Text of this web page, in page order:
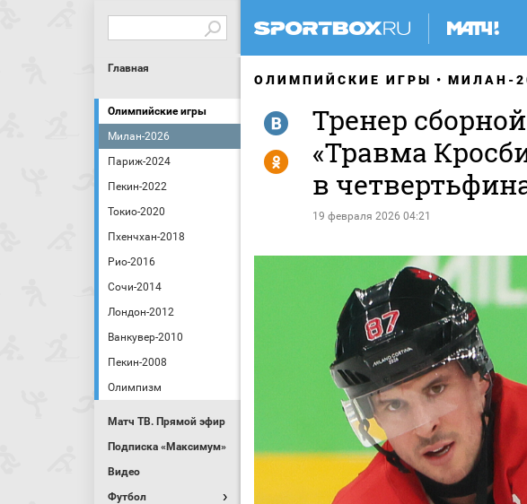
Главная
Олимпийские игры
Милан-2026
Париж-2024
Пекин-2022
Токио-2020
Пхенчхан-2018
Рио-2016
Сочи-2014
Лондон-2012
Ванкувер-2010
Пекин-2008
Олимпизм
Матч ТВ. Прямой эфир
Подписка «Максимум»
Видео
Футбол
ОЛИМПИЙСКИЕ ИГРЫ МИЛАН-
Тренер
«Травма
в
19 февраля 2026 04:21
R
Y